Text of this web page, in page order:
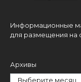
Информационные
для размещения на
Архивы